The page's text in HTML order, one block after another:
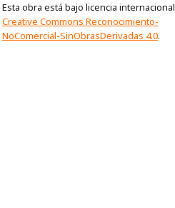
Esta obra está bajo licencia internacional
Creative Commons Reconocimiento-
NoComercial-SinObrasDerivadas 4.0.